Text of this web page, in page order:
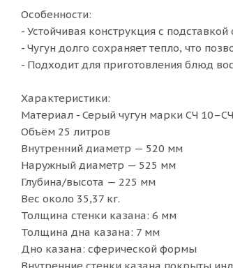
Особенности:
- Устойчивая конструкция с
- Чугун долго сохраняет тепло, что
- Подходит для приготовления блюд
Характеристики:
Материал - Серый чугун марки СЧ
Объём 25 литров
Внутренний диаметр — 520 мм
Наружный диаметр — 525 мм
Глубина/высота — 225 мм
Вес около 35,37 кг.
Толщина стенки казана: 6 мм
Толщина дна казана: 7 мм
Дно казана: сферической формы